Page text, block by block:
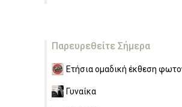
Παρευρεθείτε Σήμερα
Ετήσια ομαδική έκθεση
Γυναίκα